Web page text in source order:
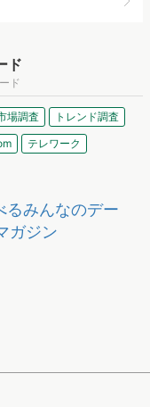
ド
ド
場調査
トレンド調査
テレワーク
るみんなのデー
ガジン